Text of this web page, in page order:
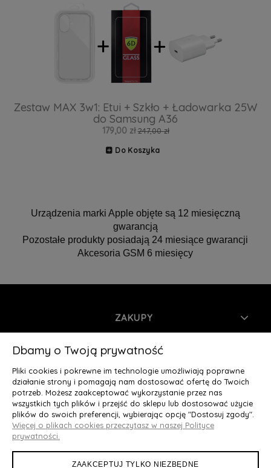
Zestaw MAX 3w1: Etui + Szkło + Ładowarka 25W
do Samsung A36
179,00 zł 247,00 zł
Do Koszyka
Urządzenia marki Apple objęte są 12 miesięczną
gwarancją
Pozostałe produkty posiadają 24 miesiące gwarancji
Akcesoria GSM 6 miesięcy
ZAKUPY
INFORMACJE
MOJE KONTO
O NAS
Deluxury.pl
Dbamy o Twoją prywatność
Pliki cookies i pokrewne im technologie umożliwiają poprawne
działanie strony i pomagają nam dostosować ofertę do Twoich
potrzeb. Możesz zaakceptować wykorzystanie przez nas
wszystkich tych plików i przejść do sklepu lub dostosować użycie
plików do swoich preferencji, wybierając opcję "Dostosuj zgody".
Więcej o plikach cookies przeczytasz w naszej Polityce
prywatności.
ZAAKCEPTUJ TYLKO NIEZBĘDNE